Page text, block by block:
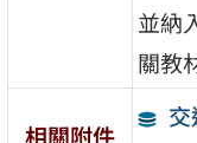
並納
關教
相關附件